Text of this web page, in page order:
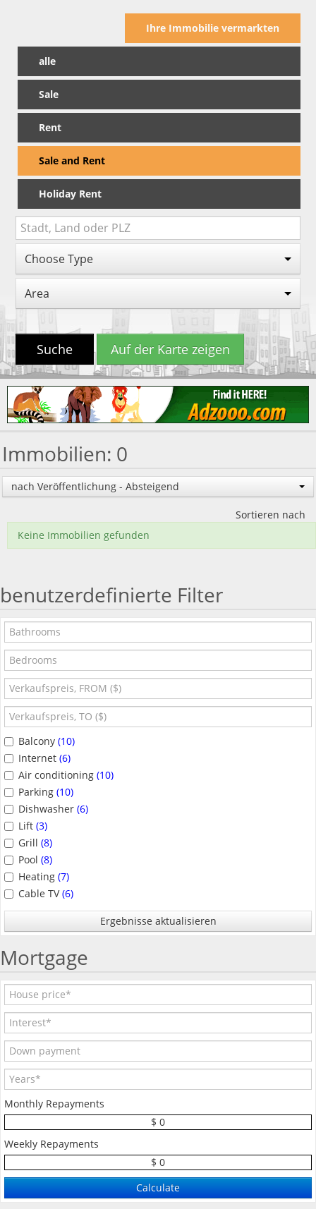
Ihre Immobilie vermarkten
alle
Sale
Rent
Sale and Rent
Holiday Rent
Choose Type
Area
Suche Auf der Karte zeigen
Immobilien: 0
nach Veröffentlichung - Absteigend
Sortieren nach
Keine Immobilien gefunden
benutzerdefinierte Filter
Balcony (10)
Internet (6)
Air conditioning (10)
Parking (10)
Dishwasher (6)
Lift (3)
Grill (8)
Pool (8)
Heating (7)
Cable TV(6)
Ergebnisse aktualisieren
Mortgage
Monthly Repayments
$ 0
Weekly Repayments
$ 0